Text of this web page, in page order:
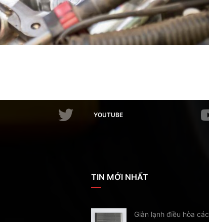
YOUTUBE
TIN MỚI NHẤT
Giàn lạnh điều hòa các